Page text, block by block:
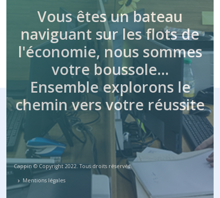
Vous êtes un bateau
naviguant sur les flots de
l'économie, nous sommes
votre boussole…
Ensemble explorons le
chemin vers votre réussite
Cappin © Copyright 2022. Tous droits réservés.
Mentions légales